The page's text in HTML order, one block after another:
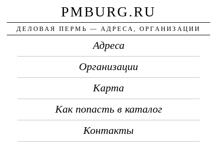
PMBURG.RU
ДЕЛОВАЯ ПЕРМЬ — АДРЕСА, ОРГАНИЗАЦИИ
Адреса
Организации
Карта
Как попасть в каталог
Контакты